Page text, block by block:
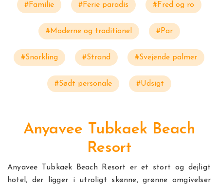
#Familie #Ferie paradis #Fred og ro
#Moderne og traditionel #Par
#Snorkling #Strand #Svejende palmer
#Sødt personale #Udsigt
Anyavee Tubkaek Beach
Resort
Anyavee Tubkaek Beach Resort er et stort og dejligt
hotel, der ligger i utroligt skønne, grønne omgivelser